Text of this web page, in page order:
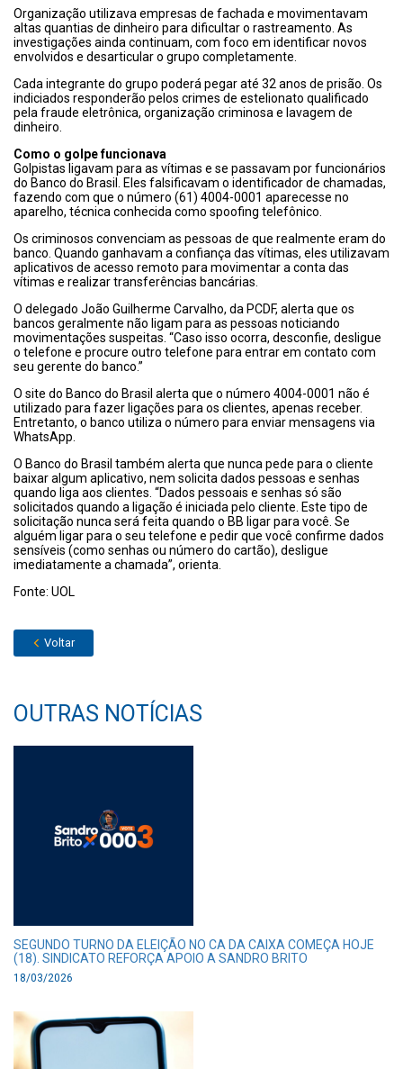
Organização utilizava empresas de fachada e movimentavam
altas quantias de dinheiro para dificultar o rastreamento. As
investigações ainda continuam, com foco em identificar novos
envolvidos e desarticular o grupo completamente.
Cada integrante do grupo poderá pegar até 32 anos de prisão. Os
indiciados responderão pelos crimes de estelionato qualificado
pela fraude eletrônica, organização criminosa e lavagem de
dinheiro.
Como o golpe funcionava
Golpistas ligavam para as vítimas e se passavam por funcionários
do Banco do Brasil. Eles falsificavam o identificador de chamadas,
fazendo com que o número (61) 4004-0001 aparecesse no
aparelho, técnica conhecida como spoofing telefônico.
Os criminosos convenciam as pessoas de que realmente eram do
banco. Quando ganhavam a confiança das vítimas, eles utilizavam
aplicativos de acesso remoto para movimentar a conta das
vítimas e realizar transferências bancárias.
O delegado João Guilherme Carvalho, da PCDF, alerta que os
bancos geralmente não ligam para as pessoas noticiando
movimentações suspeitas. “Caso isso ocorra, desconfie, desligue
o telefone e procure outro telefone para entrar em contato com
seu gerente do banco.”
O site do Banco do Brasil alerta que o número 4004-0001 não é
utilizado para fazer ligações para os clientes, apenas receber.
Entretanto, o banco utiliza o número para enviar mensagens via
WhatsApp.
O Banco do Brasil também alerta que nunca pede para o cliente
baixar algum aplicativo, nem solicita dados pessoas e senhas
quando liga aos clientes. “Dados pessoais e senhas só são
solicitados quando a ligação é iniciada pelo cliente. Este tipo de
solicitação nunca será feita quando o BB ligar para você. Se
alguém ligar para o seu telefone e pedir que você confirme dados
sensíveis (como senhas ou número do cartão), desligue
imediatamente a chamada”, orienta.
Fonte: UOL
Voltar
OUTRAS NOTÍCIAS
SEGUNDO TURNO DA ELEIÇÃO NO CA DA CAIXA COMEÇA HOJE
(18). SINDICATO REFORÇA APOIO A SANDRO BRITO
18/03/2026